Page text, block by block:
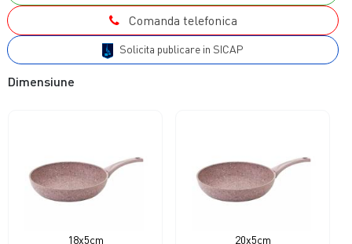
Comanda telefonica
Solicita publicare in SICAP
Dimensiune
18x5cm 20x5cm